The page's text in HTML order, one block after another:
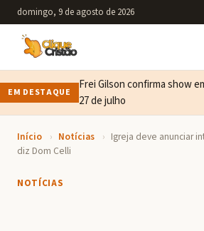
domingo, 9 de agosto de 2026
EM DESTAQUE
Frei Gilson confirma show
27 de julho
Início › Notícias › Igreja deve anunciar
diz Dom Celli
NOTÍCIAS